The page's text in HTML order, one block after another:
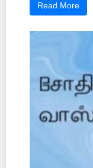
Read More